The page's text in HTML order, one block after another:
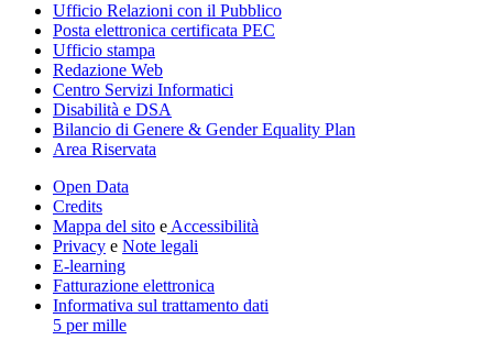
Ufficio Relazioni con il Pubblico
Posta elettronica certificata PEC
Ufficio stampa
Redazione Web
Centro Servizi Informatici
Disabilità e DSA
Bilancio di Genere & Gender Equality Plan
Area Riservata
Open Data
Credits
Mappa del sito e Accessibilità
Privacy e Note legali
E-learning
Fatturazione elettronica
Informativa sul trattamento dati
5 per mille